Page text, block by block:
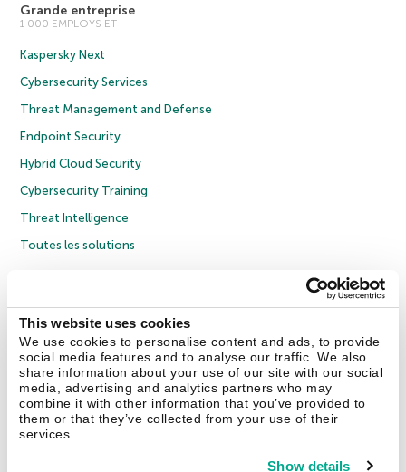
This website uses cookies
We use cookies to personalise content and ads, to provide
social media features and to analyse our traffic. We also
share information about your use of our site with our social
media, advertising and analytics partners who may
combine it with other information that you’ve provided to
them or that they’ve collected from your use of their
services.
Show details
Grande entreprise
1 000 EMPLOYS ET
Kaspersky Next
Cybersecurity Services
Threat Management and Defense
Endpoint Security
Hybrid Cloud Security
Cybersecurity Training
Threat Intelligence
Toutes les solutions
Politique de confidentialité
Politique anticorruption
Contrat de licence grand public
Contrat de licence entreprises
Cookies
Nous contacter À propos Partenaires Blog Communiqués de presse
Securelist Eugene Personal Blog Encyclopédie de Kaspersky